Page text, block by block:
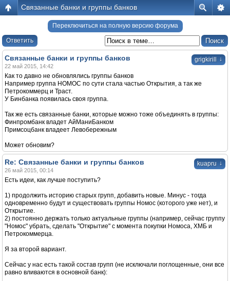
Связанные банки и группы банков
Переключиться на полную версию форума
Ответить
grigkirill ↓
Связанные банки и группы банков
22 май 2015, 14:42
Как то давно не обновлялись группы банков
Например группа НОМОС по сути стала частью Открытия, а так же
Петрокоммерц и Траст.
У Бинбанка появилась своя группа.
Так же есть связанные банки, которые можно тоже объединять в группы:
Финпромбанк владет АйМаниБанком
Примсоцбанк владеет Левобережным
Может обновим?
kuapru ↓
Re: Связанные банки и группы банков
26 май 2015, 00:14
Есть идеи, как лучше поступить?
1) продолжить историю старых групп, добавить новые. Минус - тогда
одновременно будут и существовать группы Номос (которого уже нет), и
Открытие.
2) постоянно держать только актуальные группы (например, сейчас группу
"Номос" убрать, сделать "Открытие" с момента покупки Номоса, ХМБ и
Петрокоммерца.
Я за второй вариант.
Сейчас у нас есть такой состав групп (не исключали поглощенные, они все
равно вливаются в основной банк):